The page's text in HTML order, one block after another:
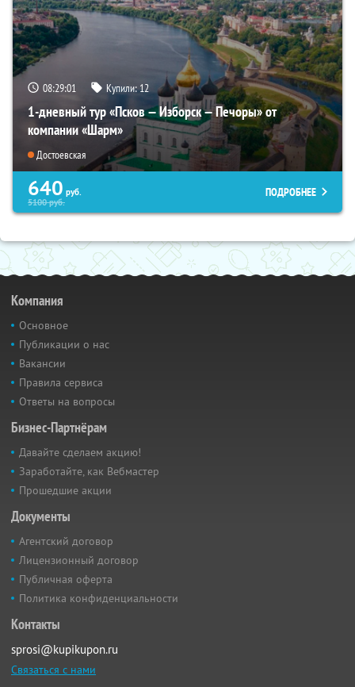
08:29:00 Купили:12
1-дневный тур «Псков — Изборск — Печоры» от
компании «Шарм»
Достоевская
640 руб.
5100руб.
ПОДРОБНЕЕ
Компания
Основное
Публикации о нас
Вакансии
Правила сервиса
Ответы на вопросы
Бизнес-Партнёрам
Давайте сделаем акцию!
Заработайте, как Вебмастер
Прошедшие акции
Документы
Агентский договор
Лицензионный договор
Публичная оферта
Политика конфиденциальности
Контакты
sprosi@kupikupon.ru
Связаться с нами